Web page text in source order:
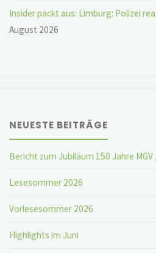
Insider packt aus: Limburg: Polizei
August 2026
NEUESTE BEITRÄGE
Bericht zum Jubiläum 150 Jahre
Lesesommer 2026
Vorlesesommer 2026
Highlights im Juni